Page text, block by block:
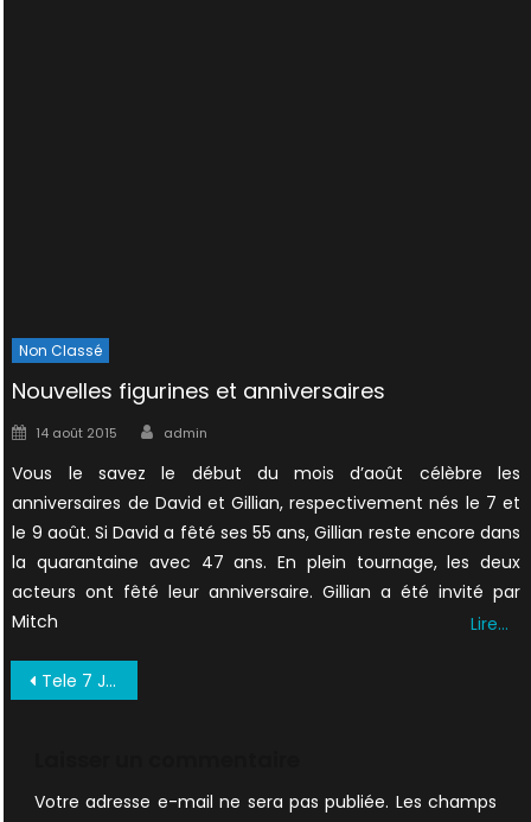
Non Classé
Nouvelles figurines et anniversaires
Posted
14 août 2015 Author
admin
Vous le savez le début du mois d’août célèbre les
anniversaires de David et Gillian, respectivement nés le 7 et
le 9 août. Si David a fêté ses 55 ans, Gillian reste encore dans
la quarantaine avec 47 ans. En plein tournage, les deux
acteurs ont fêté leur anniversaire. Gillian a été invité par
Mitch
Lire…
Navigation
Tele 7 Jours Octobre 1998 VF (8)
Votre adresse e-mail ne sera pas publiée. Les champs